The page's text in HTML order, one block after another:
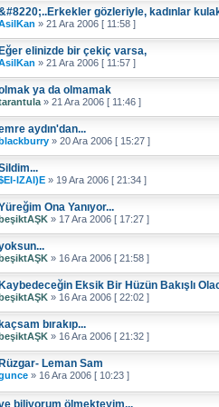
gözleriyle, kadınlar
» 21 Ara 2006 [ 11:58 ]
elinizde bir çekiç varsa,
» 21 Ara 2006 [ 11:57 ]
ya da olmamak
» 21 Ara 2006 [ 11:46 ]
aydın'dan...
» 20 Ara 2006 [ 15:27 ]
IZAI)E » 19 Ara 2006 [ 21:34 ]
Ona Yanıyor...
» 17 Ara 2006 [ 17:27 ]
» 16 Ara 2006 [ 21:58 ]
Eksik Bir Hüzün Bakışlı
» 16 Ara 2006 [ 22:02 ]
bırakıp...
» 16 Ara 2006 [ 21:32 ]
Leman Sam
» 16 Ara 2006 [ 10:23 ]